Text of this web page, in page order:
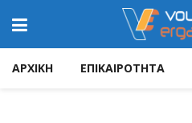
ΑΡΧΙΚΗ ΕΠΙΚΑΙΡΟΤΗΤΑ